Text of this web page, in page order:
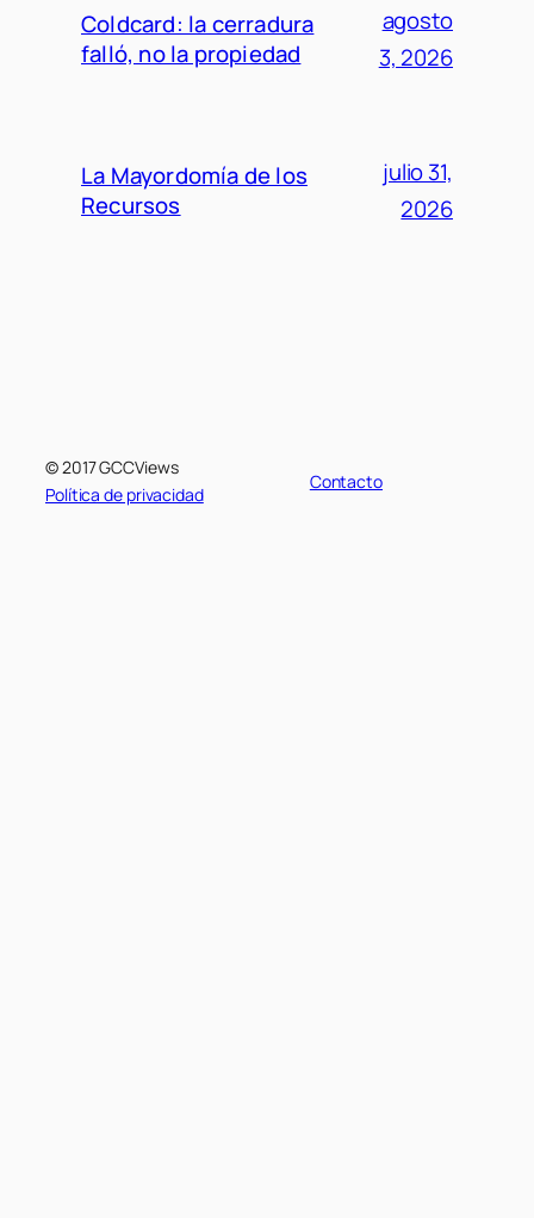
Coldcard: la cerradura
falló, no la propiedad
agosto
3, 2026
La Mayordomía de los
Recursos
julio 31,
2026
© 2017 GCCViews
Política de privacidad
Contacto